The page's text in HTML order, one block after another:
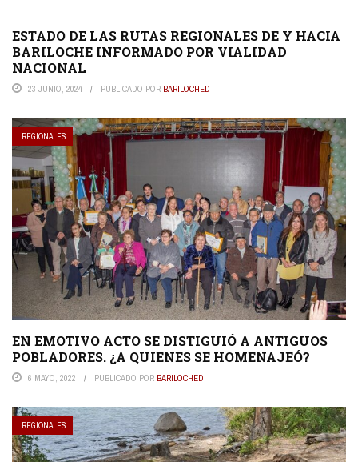
ESTADO DE LAS RUTAS REGIONALES DE Y HACIA
BARILOCHE INFORMADO POR VIALIDAD
NACIONAL
23 JUNIO, 2024 PUBLICADO POR BARILOCHED
REGIONALES
EN EMOTIVO ACTO SE DISTIGUIÓ A ANTIGUOS
POBLADORES. ¿A QUIENES SE HOMENAJEÓ?
6 MAYO, 2022 PUBLICADO POR BARILOCHED
REGIONALES